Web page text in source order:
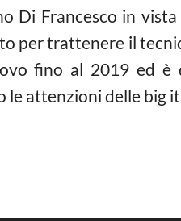
Di Francesco in
per trattenere il
fino al 2019 ed è
attenzioni delle big